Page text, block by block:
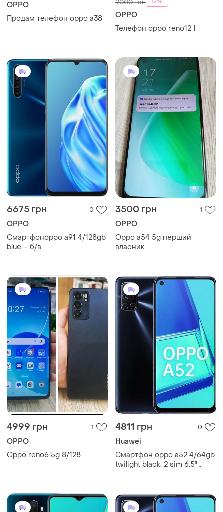
OPPO
Продам телефон oppo a38
9000 грн -12%
OPPO
Телефон oppo reno12 f
6675 грн 0
OPPO
Смартфонoppo a91 4/128gb
blue – б/в
3500 грн 1
OPPO
Oppo a54 5g перший
власник
4999 грн 1
OPPO
Oppo reno6 5g 8/128
4811 грн 0
Huawei
Смартфон oppo a52 4/64gb
twilight black, 2 sim 6.5"